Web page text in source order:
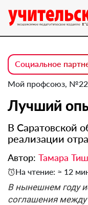
Социальное
Мой профсоюз, №22
Лучший
В Саратовской
реализации
Автор: Тамара
На чтение: ≈ 12
В нынешнем году
соглашения